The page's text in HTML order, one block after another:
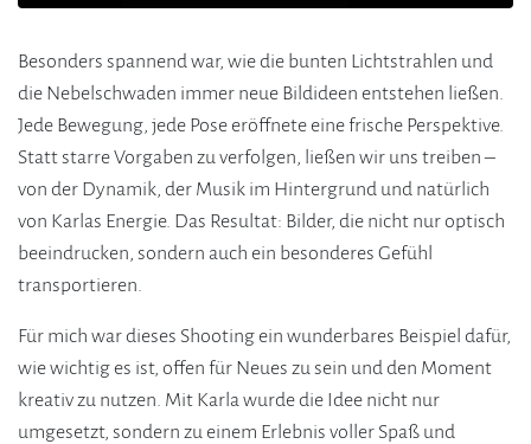
Besonders spannend war, wie die bunten Lichtstrahlen und
die Nebelschwaden immer neue Bildideen entstehen ließen.
Jede Bewegung, jede Pose eröffnete eine frische Perspektive.
Statt starre Vorgaben zu verfolgen, ließen wir uns treiben –
von der Dynamik, der Musik im Hintergrund und natürlich
von Karlas Energie. Das Resultat: Bilder, die nicht nur optisch
beeindrucken, sondern auch ein besonderes Gefühl
transportieren.
Für mich war dieses Shooting ein wunderbares Beispiel dafür,
wie wichtig es ist, offen für Neues zu sein und den Moment
kreativ zu nutzen. Mit Karla wurde die Idee nicht nur
umgesetzt, sondern zu einem Erlebnis voller Spaß und